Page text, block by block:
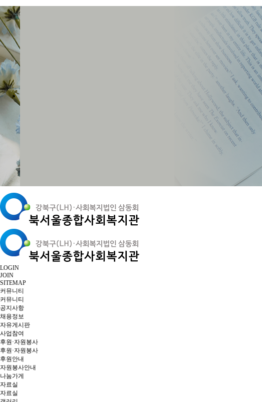
LOGIN
JOIN
SITEMAP
커뮤니티
커뮤니티
공지사항
채용정보
자유게시판
사업참여
후원·자원봉사
후원·자원봉사
후원안내
자원봉사안내
나눔가게
자료실
자료실